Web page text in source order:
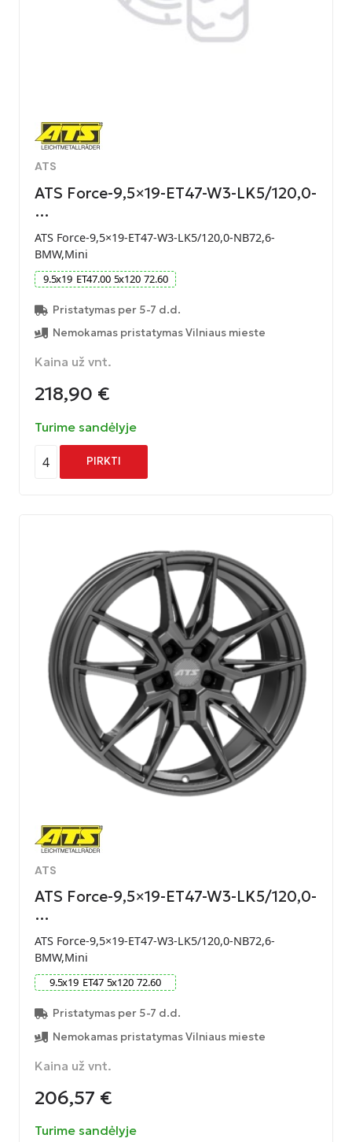
ATS
ATS Force-9,5×19-ET47-W3-LK5/120,0-
…
ATS Force-9,5×19-ET47-W3-LK5/120,0-NB72,6-
BMW,Mini
9.5x19 ET47.00 5x120 72.60
Pristatymas per 5-7 d.d.
Nemokamas pristatymas Vilniaus mieste
Kaina už vnt.
218,90 €
Turime sandėlyje
4 PIRKTI
ATS
ATS Force-9,5×19-ET47-W3-LK5/120,0-
…
ATS Force-9,5×19-ET47-W3-LK5/120,0-NB72,6-
BMW,Mini
9.5x19 ET47 5x120 72.60
Pristatymas per 5-7 d.d.
Nemokamas pristatymas Vilniaus mieste
Kaina už vnt.
206,57 €
Turime sandėlyje